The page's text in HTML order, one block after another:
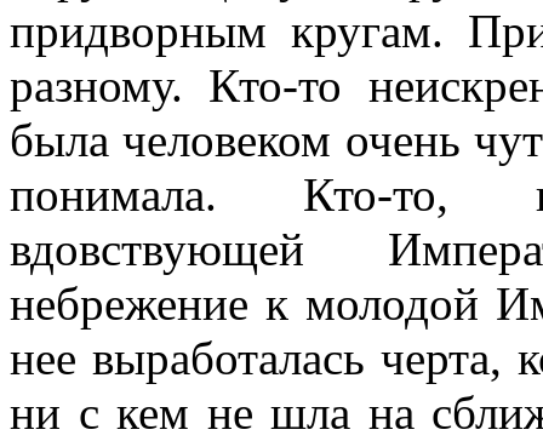
придворным кругам.
разному. Кто-то
была человеком очень
понимала. Кто-то,
вдовствующей
небрежение к молодой
нее выработалась черта,
ни с кем не шла на